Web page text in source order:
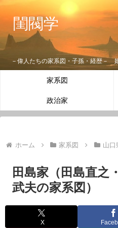
閨閥学
－偉人たちの家系図・子孫・経歴－
家系図
政治家
ホーム 家系図 山口
田島家（田島直之
武夫の家系図）
X